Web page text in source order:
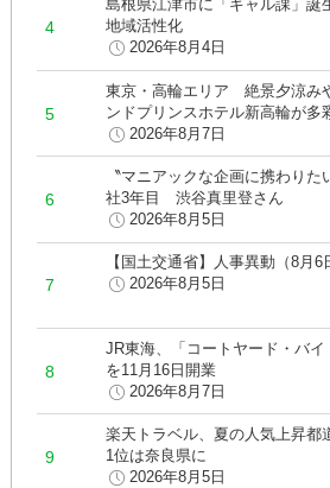
島根県江津市に「ギャル課」
地域活性化
2026年8月4日
東京・高輪エリア 絶景夕涼み
ンドプリンスホテル新高輪が多
2026年8月7日
〝マニアックな企画に携わり
社3年目 渋谷真里登さん
2026年8月5日
【国土交通省】人事異動（8月6
2026年8月5日
JR東海、「コートヤード・バイ
を11月16日開業
2026年8月7日
楽天トラベル、夏の人気上昇
1位は奈良県に
2026年8月5日